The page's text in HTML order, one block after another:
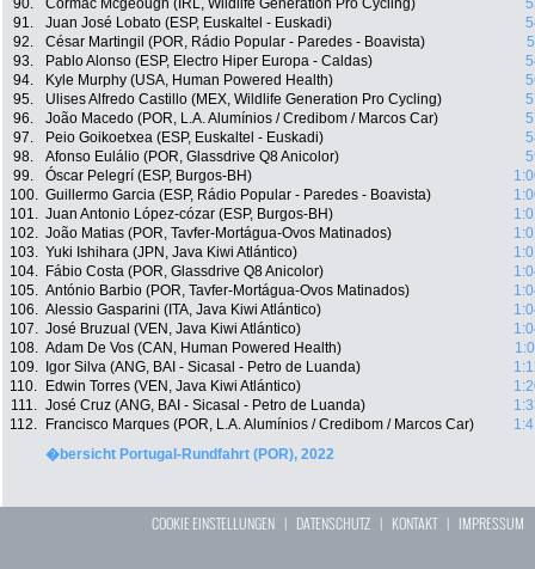
90.
Cormac Mcgeough (IRL, Wildlife Generation Pro Cycling)
91.
Juan José Lobato (ESP, Euskaltel - Euskadi)
92.
César Martingil (POR, Rádio Popular - Paredes - Boavista)
93.
Pablo Alonso (ESP, Electro Hiper Europa - Caldas)
94.
Kyle Murphy (USA, Human Powered Health)
95.
Ulises Alfredo Castillo (MEX, Wildlife Generation Pro Cycling)
96.
João Macedo (POR, L.A. Alumínios / Credibom / Marcos Car)
97.
Peio Goikoetxea (ESP, Euskaltel - Euskadi)
98.
Afonso Eulálio (POR, Glassdrive Q8 Anicolor)
99.
Óscar Pelegrí (ESP, Burgos-BH)
100. Guillermo Garcia (ESP, Rádio Popular - Paredes - Boavista)
101. Juan Antonio López-cózar (ESP, Burgos-BH)
102. João Matias (POR, Tavfer-Mortágua-Ovos Matinados)
103. Yuki Ishihara (JPN, Java Kiwi Atlántico)
104.
Fábio Costa (POR, Glassdrive Q8 Anicolor)
105. António Barbio (POR, Tavfer-Mortágua-Ovos Matinados)
106. Alessio Gasparini (ITA, Java Kiwi Atlántico)
107. José Bruzual (VEN, Java Kiwi Atlántico)
108. Adam De Vos (CAN, Human Powered Health)
109.
Igor Silva (ANG, BAI - Sicasal - Petro de Luanda)
110.
Edwin Torres (VEN, Java Kiwi Atlántico)
111. José Cruz (ANG, BAI - Sicasal - Petro de Luanda)
112.
Francisco Marques (POR, L.A. Alumínios / Credibom / Marcos Car)
�bersicht Portugal-Rundfahrt (POR), 2022
COOKIE EINSTELLUNGEN | DATENSCHUTZ | KONTAKT| IMPRESSUM